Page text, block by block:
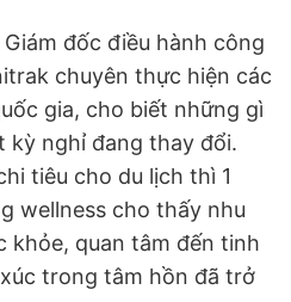
đốc điều hành công
chuyên thực hiện các
gia, cho biết những gì
kỳ nghỉ đang thay đổi.
tiêu cho du lịch thì 1
wellness cho thấy nhu
khỏe, quan tâm đến tinh
trong tâm hồn đã trở